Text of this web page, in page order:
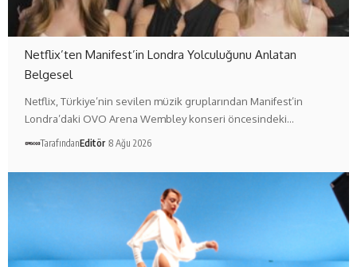
Netflix’ten Manifest’in Londra Yolculuğunu Anlatan
Belgesel
Netflix, Türkiye’nin sevilen müzik gruplarından Manifest’in
Londra’daki OVO Arena Wembley konseri öncesindeki…
TarafındanEditör 8 Ağu 2026